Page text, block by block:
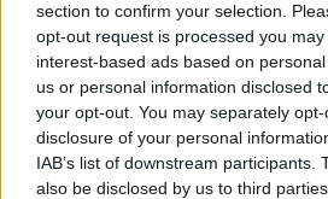
section to confirm your selection.
opt-out request is processed you
interest-based ads based on
us or personal information disclosed
your opt-out. You may separately
disclosure of your personal
IAB’s list of downstream participants.
also be disclosed by us to third
Via Confalonieri, 5
Tutti
di
Valeria Arini